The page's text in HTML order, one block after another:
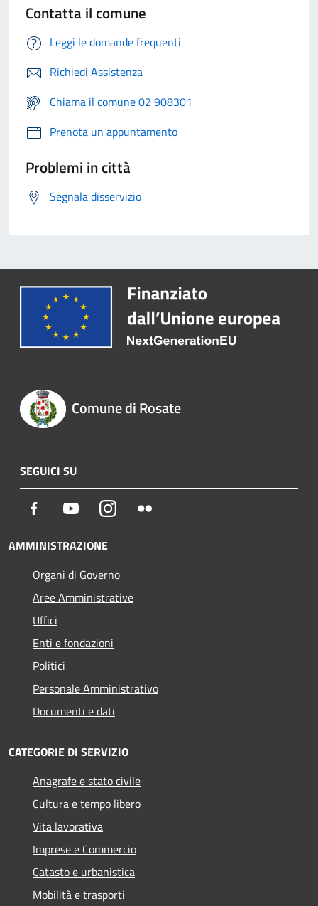
Contatta il comune
Leggi le domande frequenti
Richiedi Assistenza
Chiama il comune 02 908301
Prenota un appuntamento
Problemi in città
Segnala disservizio
Comune di Rosate
SEGUICI SU
Facebook YoutubeInstagram
AMMINISTRAZIONE
Organi di Governo
Aree Amministrative
Uffici
Enti e fondazioni
Politici
Personale Amministrativo
Documenti e dati
CATEGORIE DI SERVIZIO
Anagrafe e stato civile
Cultura e tempo libero
Vita lavorativa
Imprese e Commercio
Catasto e urbanistica
Mobilità e trasporti